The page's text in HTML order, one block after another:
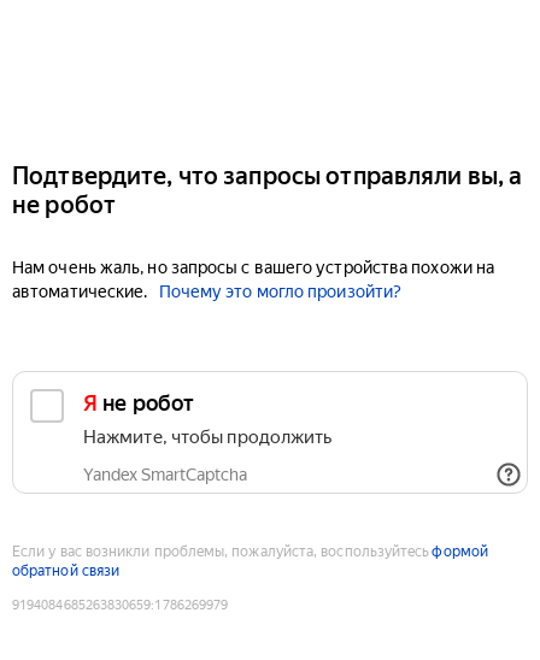
Подтвердите, что запросы отправляли вы, а
не робот
Нам очень жаль, но запросы с вашего устройства похожи на
автоматические.
Почему это могло произойти?
Я не робот
Нажмите, чтобы продолжить
Yandex SmartCaptcha
Если у вас возникли проблемы, пожалуйста, воспользуйтесьформой
обратной связи
9194084685263830659:1786269979